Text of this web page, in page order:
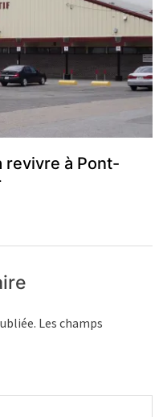
revivre à Pont-
Les champs